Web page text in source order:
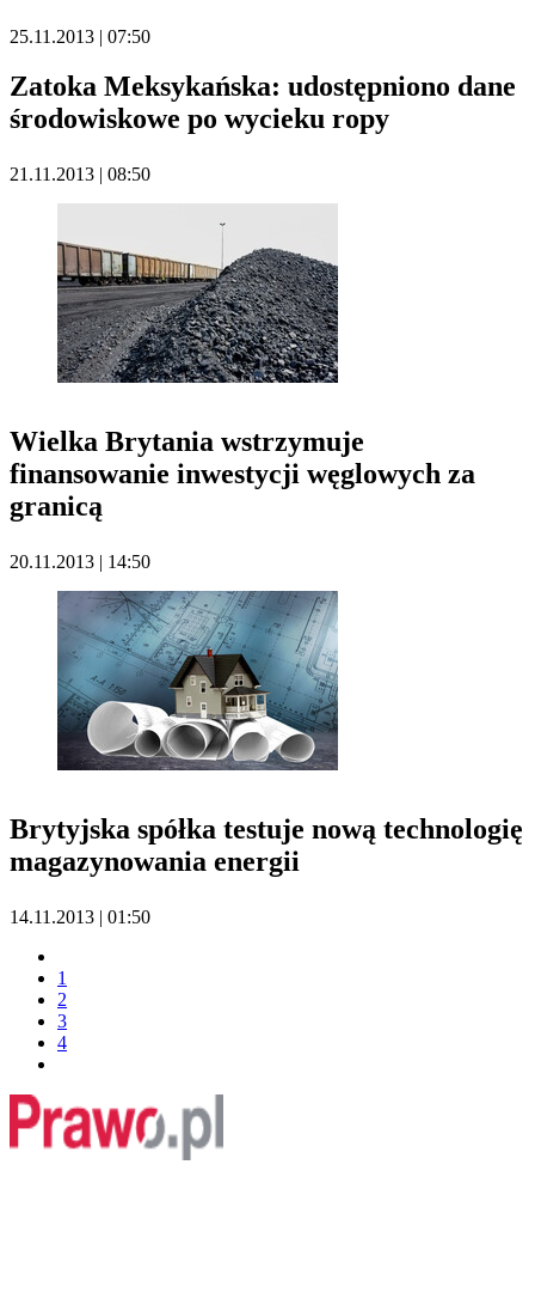
25.11.2013 | 07:50
Zatoka Meksykańska: udostępniono dane
środowiskowe po wycieku ropy
21.11.2013 | 08:50
Wielka Brytania wstrzymuje
finansowanie inwestycji węglowych za
granicą
20.11.2013 | 14:50
Brytyjska spółka testuje nową technologię
magazynowania energii
14.11.2013 | 01:50
1
2
3
4